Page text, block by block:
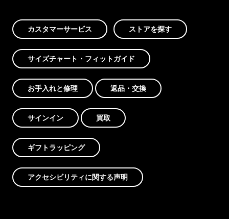
カスタマーサービス ストアを探す
サイズチャート・フィットガイド
お手入れと修理 返品・交換
サインイン 買取
ギフトラッピング
アクセシビリティに関する声明